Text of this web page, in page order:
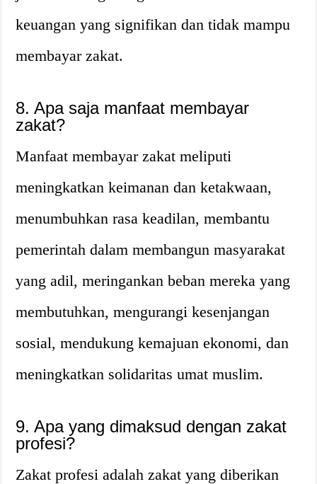
keuangan yang signifikan dan tidak mampu
membayar zakat.
8. Apa saja manfaat membayar
zakat?
Manfaat membayar zakat meliputi
meningkatkan keimanan dan ketakwaan,
menumbuhkan rasa keadilan, membantu
pemerintah dalam membangun masyarakat
yang adil, meringankan beban mereka yang
membutuhkan, mengurangi kesenjangan
sosial, mendukung kemajuan ekonomi, dan
meningkatkan solidaritas umat muslim.
9. Apa yang dimaksud dengan zakat
profesi?
Zakat profesi adalah zakat yang diberikan